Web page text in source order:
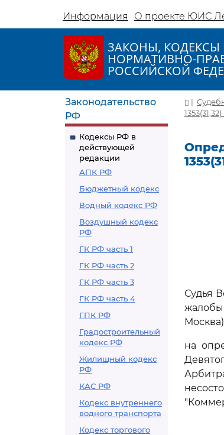
Информация О проекте ЮИС
ЗАКОНЫ, КОДЕКСЫ
НОРМАТИВНО-
РОССИЙСКОЙ
Законодательство
РФ
Кодексы РФ в
действующей
редакции
АПК РФ
Бюджетный кодекс
Водный кодекс РФ
Воздушный кодекс
РФ
ГК РФ часть 1
ГК РФ часть 2
ГК РФ часть 3
ГК РФ часть 4
ГПК РФ
Градостроительный
кодекс РФ
Жилищный кодекс
РФ
КАС РФ
Кодекс внутреннего
водного транспорта
Кодекс торгового
|
Судья
на